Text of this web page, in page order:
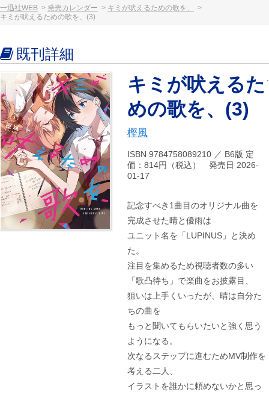
一迅社WEB 発売カレンダー
キミが吠えるための歌を、
キミが吠えるための歌を、(3)
既刊詳細
キミが吠えるた
めの歌を、(3)
樫風
ISBN 9784758089210 ／ B6版 定
価：814円（税込） 発売日 2026-
01-17
記念すべき1曲目のオリジナル曲を
完成させた晴と優雨は
ユニット名を「LUPINUS」と決め
た。
注目を集めるため視聴者数の多い
「歌凸待ち」で楽曲をお披露目、
狙いは上手くいったが、晴は自分た
ちの曲を
もっと聞いてもらいたいと強く思う
ようになる。
次なるステップに進むためMV制作を
考える二人、
イラストを誰かに頼めないかと思っ